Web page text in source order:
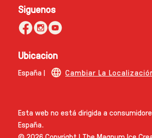
Siguenos
Ubicacion
España | Cambiar La
Esta web no está dirigida a
España.